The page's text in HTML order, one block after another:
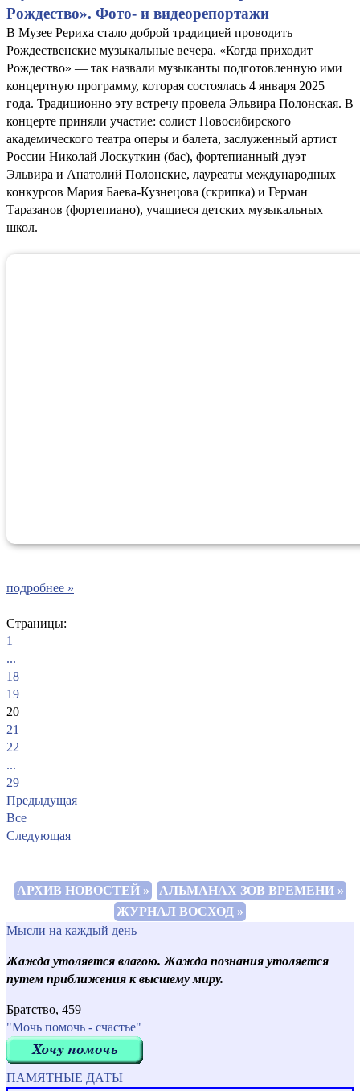
Рождество». Фото- и видеорепортажи
В Музее Рериха стало доброй традицией проводить
Рождественские музыкальные вечера. «Когда приходит
Рождество» — так назвали музыканты подготовленную ими
концертную программу, которая состоялась 4 января 2025
года. Традиционно эту встречу провела Эльвира Полонская. В
концерте приняли участие: солист Новосибирского
академического театра оперы и балета, заслуженный артист
России Николай Лоскуткин (бас), фортепианный дуэт
Эльвира и Анатолий Полонские, лауреаты международных
конкурсов Мария Баева-Кузнецова (скрипка) и Герман
Таразанов (фортепиано), учащиеся детских музыкальных
школ.
подробнее »
Страницы:
1
...
18
19
20
21
22
...
29
Предыдущая
Все
Следующая
АРХИВ НОВОСТЕЙ »
АЛЬМАНАХ ЗОВ ВРЕМЕНИ »
ЖУРНАЛ ВОСХОД »
Мысли на каждый день
Жажда утоляется влагою. Жажда познания утоляется
путем приближения к высшему миру.
Братство, 459
"Мочь помочь - счастье"
ПАМЯТНЫЕ ДАТЫ